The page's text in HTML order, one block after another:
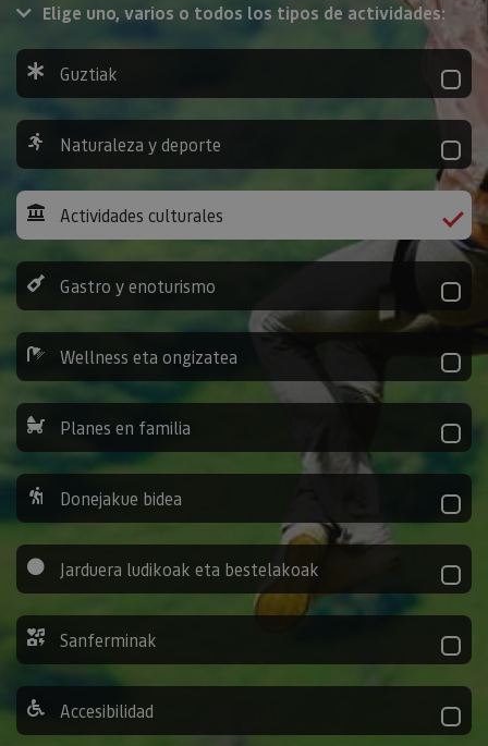
Elige uno, varios o todos los tipos de actividades:
Guztiak
Naturaleza y deporte
Actividades culturales
Gastro y enoturismo
Wellness eta ongizatea
Planes en familia
Donejakue bidea
Jarduera ludikoak eta bestelakoak
Sanferminak
Accesibilidad